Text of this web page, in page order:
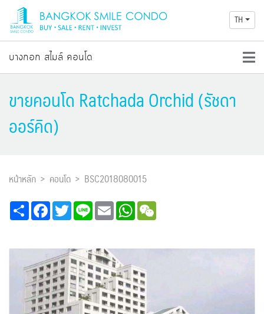
TH
บางกอก สไมล์ คอนโด
ขายคอนโด Ratchada Orchid (รัชดา
ออร์คิด)
หน้าหลัก คอนโด
BSC2018080015
Share FacebookTwitterLine Email WhatsApp